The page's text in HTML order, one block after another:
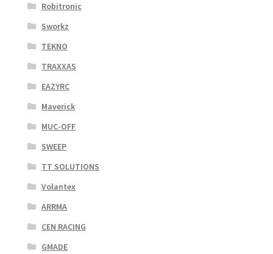
Robitronic
Sworkz
TEKNO
TRAXXAS
EAZYRC
Maverick
MUC-OFF
SWEEP
TT SOLUTIONS
Volantex
ARRMA
CEN RACING
GMADE